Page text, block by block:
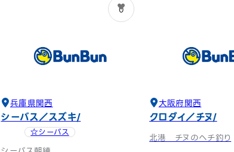
0
兵庫県関西
シーバス／スズキ
☆シーバス
大阪府関西
クロダイ／チヌ
北港 チヌのへチ釣り